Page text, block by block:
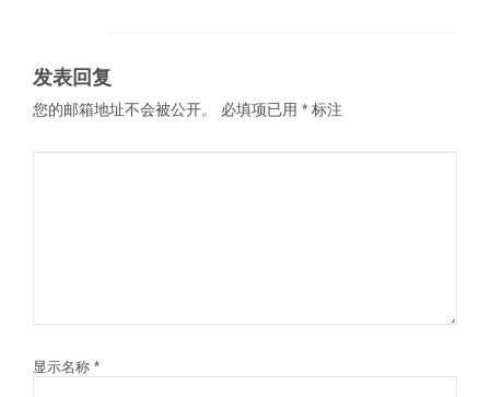
发表回复
您的邮箱地址不会被公开。 必填项已用 * 标注
显示名称 *